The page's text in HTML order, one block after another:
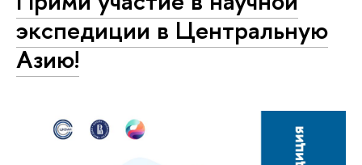
экспедиции в Центральную
Азию!